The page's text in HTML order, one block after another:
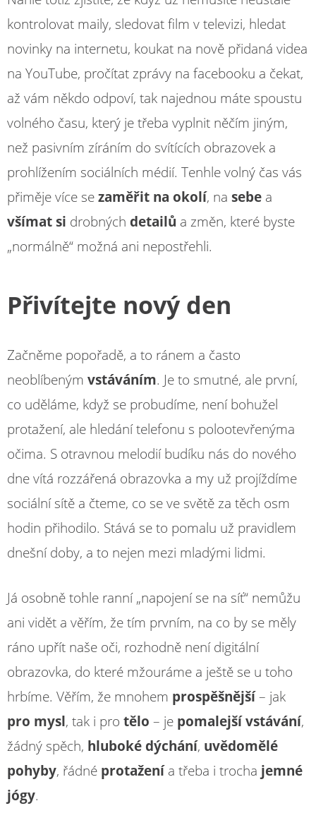
kontrolovat maily, sledovat film v televizi, hledat
novinky na internetu, koukat na nově přidaná videa
na YouTube, pročítat zprávy na facebooku a čekat,
až vám někdo odpoví, tak najednou máte spoustu
volného času, který je třeba vyplnit něčím jiným,
než pasivním zíráním do svítících obrazovek a
prohlížením sociálních médií. Tenhle volný čas vás
přiměje více sezaměřit na okolí, na sebe a
všímat si drobných detailů a změn, které byste
„normálně“ možná ani nepostřehli.
Přivítejte nový den
Začněme popořadě, a to ránem a často
neoblíbeným vstáváním. Je to smutné, ale první,
co uděláme, když se probudíme, není bohužel
protažení, ale hledání telefonu s polootevřenýma
očima. S otravnou melodií budíku nás do nového
dne vítá rozzářená obrazovka a my už projíždíme
sociální sítě a čteme, co se ve světě za těch osm
hodin přihodilo. Stává se to pomalu už pravidlem
dnešní doby, a to nejen mezi mladými lidmi.
Já osobně tohle ranní „napojení se na síť“ nemůžu
ani vidět a věřím, že tím prvním, na co by se měly
ráno upřít naše oči, rozhodně není digitální
obrazovka, do které mžouráme a ještě se u toho
hrbíme. Věřím, že mnohem prospěšnější– jak
pro mysl, tak i pro tělo – je pomalejší vstávání,
žádný spěch, hluboké dýchání, uvědomělé
pohyby, řádné protaženía třeba i trocha jemné
jógy.